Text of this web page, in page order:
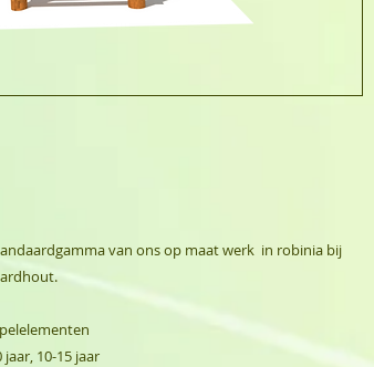
van ons op maat werk in robinia bij
jaar, 10-15 jaar